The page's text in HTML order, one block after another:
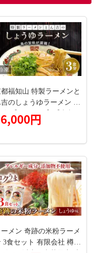
福知山 特製ラーメンと
吉のしょうゆラーメン (3
分)【fc-DD010】【京都
山 特製ラーメンとん
円
ーメン 奇跡の米粉ラーメ
3食セット 有限会社 樽の